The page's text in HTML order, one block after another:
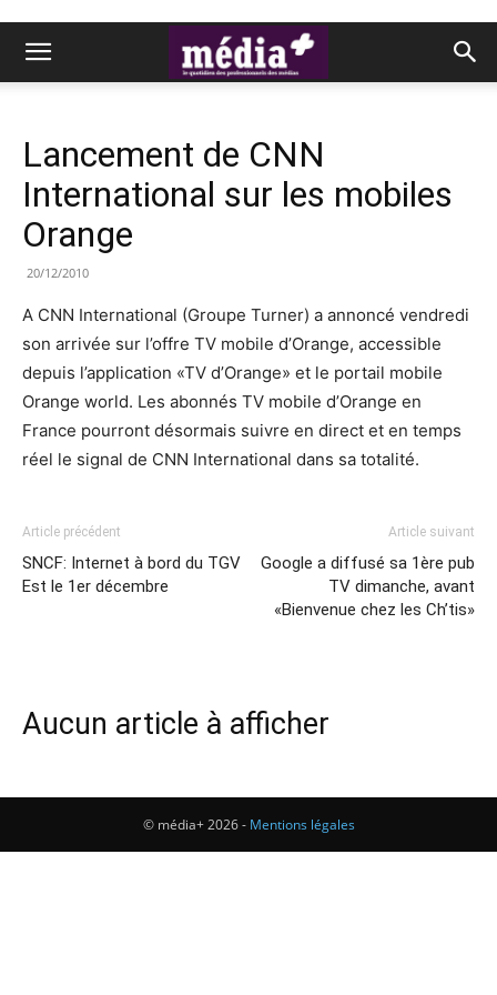
Lancement de CNN
International sur les mobiles
Orange
20/12/2010
A CNN International (Groupe Turner) a annoncé vendredi
son arrivée sur l’offre TV mobile d’Orange, accessible
depuis l’application «TV d’Orange» et le portail mobile
Orange world. Les abonnés TV mobile d’Orange en
France pourront désormais suivre en direct et en temps
réel le signal de CNN International dans sa totalité.
Article précédent
SNCF: Internet à bord du TGV
Est le 1er décembre
Article suivant
Google a diffusé sa 1ère pub
TV dimanche, avant
«Bienvenue chez les Ch’tis»
Aucun article à afficher
© média+ 2026 - Mentions légales